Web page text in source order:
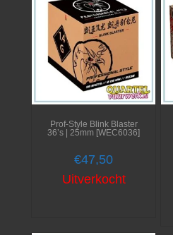
Prof-Style Blink Blaster
36’s | 25mm [WEC6036]
€47,50
Uitverkocht